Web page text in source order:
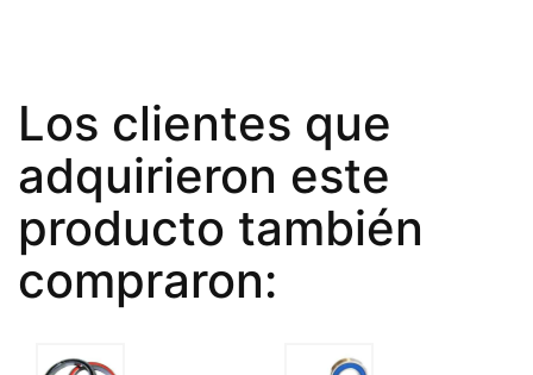
Los clientes que
adquirieron este
producto también
compraron: